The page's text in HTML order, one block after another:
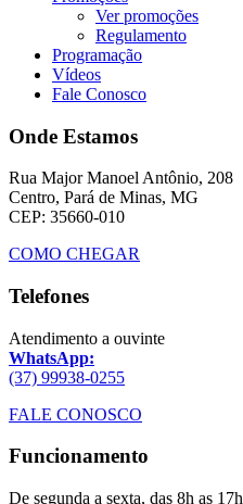
Ver promoções
Regulamento
Programação
Vídeos
Fale Conosco
Onde Estamos
Rua Major Manoel Antônio, 208
Centro, Pará de Minas, MG
CEP: 35660-010
COMO CHEGAR
Telefones
Atendimento a ouvinte
WhatsApp:
(37) 99938-0255
FALE CONOSCO
Funcionamento
De segunda a sexta, das 8h as 17h